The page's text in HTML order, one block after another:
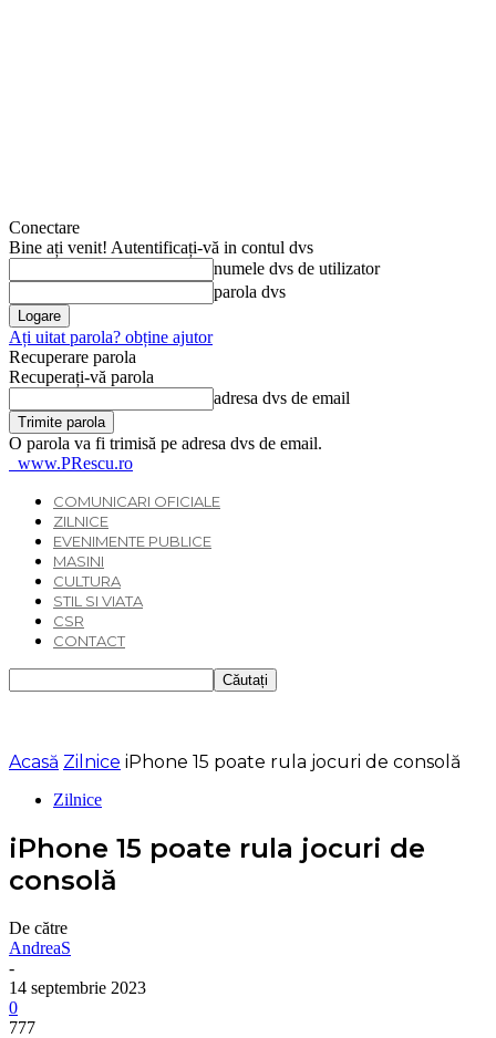
Conectare
Bine ați venit! Autentificați-vă in contul dvs
numele dvs de utilizator
parola dvs
Ați uitat parola? obține ajutor
Recuperare parola
Recuperați-vă parola
adresa dvs de email
O parola va fi trimisă pe adresa dvs de email.
www.PRescu.ro
COMUNICARI OFICIALE
ZILNICE
EVENIMENTE PUBLICE
MASINI
CULTURA
STIL SI VIATA
CSR
CONTACT
Acasă Zilnice iPhone 15 poate rula jocuri de consolă
Zilnice
iPhone 15 poate rula jocuri de
consolă
De către
AndreaS
-
14 septembrie 2023
0
777